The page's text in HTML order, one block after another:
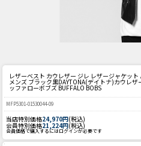
レザーベスト カウレザー ジレ レザージャケッ
メンズ ブラック黒DAYTONA(デイトナ)カウレザ
ッファローボブズ BUFFALO BOBS
MFP5301-01530044-09
当店特別価格24,970円(税込)
会員特別価格21,224円(税込)
会員価格で購入するにはログインが必要です